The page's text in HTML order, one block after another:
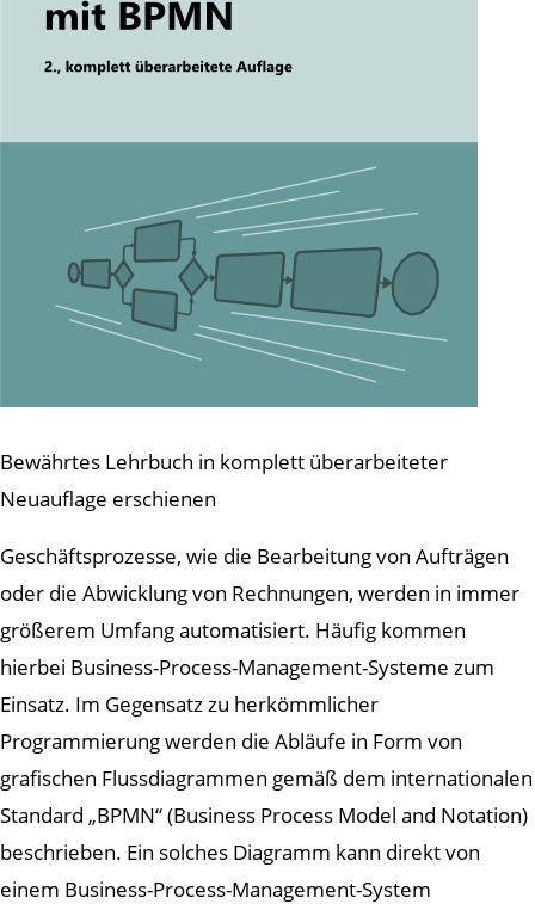
Bewährtes Lehrbuch in komplett überarbeiteter
Neuauflage erschienen
Geschäftsprozesse, wie die Bearbeitung von Aufträgen
oder die Abwicklung von Rechnungen, werden in immer
größerem Umfang automatisiert. Häufig kommen
hierbei Business-Process-Management-Systeme zum
Einsatz. Im Gegensatz zu herkömmlicher
Programmierung werden die Abläufe in Form von
grafischen Flussdiagrammen gemäß dem internationalen
Standard „BPMN“ (Business Process Model and Notation)
beschrieben. Ein solches Diagramm kann direkt von
einem Business-Process-Management-System